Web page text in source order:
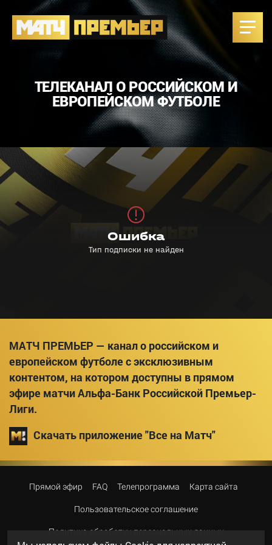
ТЕЛЕКАНАЛ О РОССИЙСКОМ И
ЕВРОПЕЙСКОМ ФУТБОЛЕ
МАТЧ ПРЕМЬЕР — канал о российском и
европейском футболе с эксклюзивным
контентом, на котором доступны в прямом
эфире матчи Альфа-Банк Российской Премьер-
Лиги.
Скачать приложение "Все на Матч"
Прямой эфир FAQ Телепрограмма Карта сайта
Пользовательское соглашение
Политика обработки персональных данных